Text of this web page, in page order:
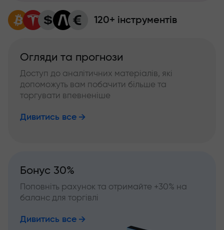
120+ інструментів
Огляди та прогнози
Доступ до аналітичних матеріалів, які
допоможуть вам побачити більше та
торгувати впевненіше
Дивитись все
Бонус 30%
Поповніть рахунок та отримайте +30% на
баланс для торгівлі
Дивитись все